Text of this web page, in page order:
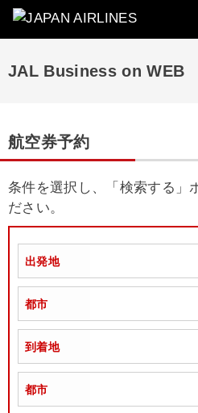
JAL Business on WEB
航空券予約
条件を選択し、「検索する」
ださい。
出発地
都市
到着地
都市